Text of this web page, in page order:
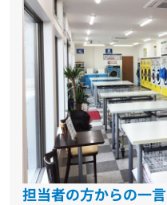
担当者の方からの一言